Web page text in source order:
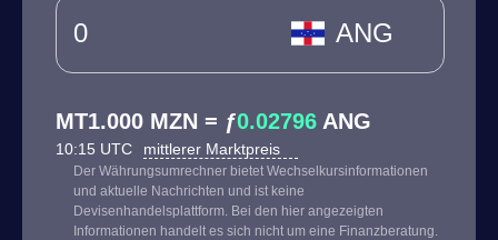
ANG
MT1.000 MZN = ƒ0.02796 ANG
10:15 UTC mittlerer Marktpreis
Der Währungsumrechner bietet Wechselkursinformationen
und aktuelle Nachrichten und ist keine
Devisenhandelsplattform. Bei den hier angezeigten
Informationen handelt es sich nicht um eine Finanzberatung.